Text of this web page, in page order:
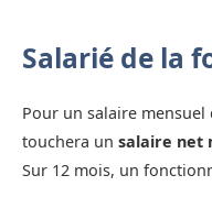
Salarié de la
Pour un salaire
touchera un salaire net
Sur 12 mois, un